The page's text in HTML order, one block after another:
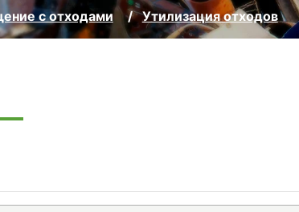
с отходами Утилизация отходов